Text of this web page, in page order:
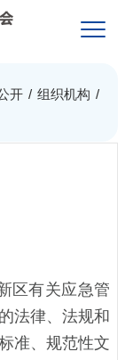
开 / 组织机构 /
区有关应急管
法律、法规和
准、规范性文